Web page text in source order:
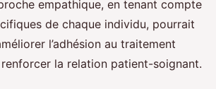
empathique, en tenant compte
de chaque individu, pourrait
l’adhésion au traitement
la relation patient-soignant.